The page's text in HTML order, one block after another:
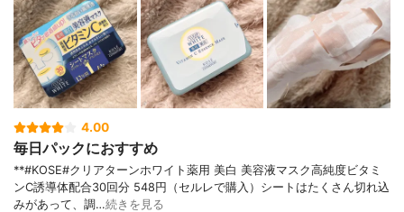
4.00
毎日パックにおすすめ
**#KOSE#クリアターンホワイト薬用 美白 美容液マスク高純度ビタミ
ンC誘導体配合⁡30回分 548円（セルレで購入）⁡シートはたくさん切れ込
みがあって、調…続きを見る